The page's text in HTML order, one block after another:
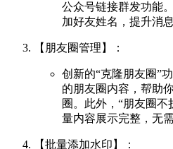
公众号链接群发功能
加好友姓名，提升消
【朋友圈管理】：
创新的“克隆朋友圈”
的朋友圈内容，帮助
圈。此外，“朋友圈
量内容展示完整，无
【批量添加水印】：